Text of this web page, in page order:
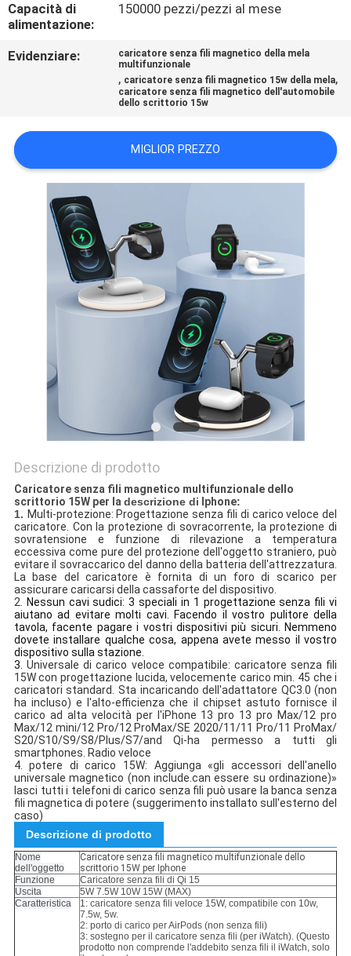
RICHIEDA
DEL
SITO
PRIVACY
POLICY
Capacità di
alimentazione:
150000 pezzi/pezzi al mese
Evidenziare:
caricatore senza fili magnetico della mela
multifunzionale
, caricatore senza fili magnetico 15w della mela,
caricatore senza fili magnetico dell'automobile
dello scrittorio 15w
MIGLIOR PREZZO
Descrizione di prodotto
Caricatore senza fili magnetico multifunzionale dello
scrittorio 15W per ladescrizione di Iphone:
1. Multi-protezione: Progettazione senza fili di carico veloce del
caricatore. Con la protezione di sovracorrente, la protezione di
sovratensione e funzione di rilevazione a temperatura
eccessiva come pure del protezione dell'oggetto straniero, può
evitare il sovraccarico del danno della batteria dell'attrezzatura.
La base del caricatore è fornita di un foro di scarico per
assicurare caricarsi della cassaforte del dispositivo.
2. Nessun cavi sudici: 3 speciali in 1 progettazione senza fili vi
aiutano ad evitare molti cavi. Facendo il vostro pulitore della
tavola, facente pagare i vostri dispositivi più sicuri. Nemmeno
dovete installare qualche cosa, appena avete messo il vostro
dispositivo sulla stazione.
3.Universale di carico veloce compatibile: caricatore senza fili
15W con progettazione lucida, velocemente carico min. 45 che i
caricatori standard. Sta incaricando dell'adattatore QC3.0 (non
ha incluso) e l'alto-efficienza che il chipset astuto fornisce il
carico ad alta velocità per l'iPhone 13 pro 13 pro Max/12 pro
Max/12 mini/12 Pro/12 ProMax/SE 2020/11/11 Pro/11 ProMax/
S20/S10/S9/S8/Plus/S7/and Qi-ha permesso a tutti gli
smartphones. Radio veloce
4.potere di carico 15W: Aggiunga «gli accessori dell'anello
universale magnetico (non include.can essere su ordinazione)»
lasci tutti i telefoni di carico senza fili può usare la banca senza
fili magnetica di potere (suggerimento installato sull'esterno del
caso)
Descrizione di prodotto
Nome
dell'oggetto
Caricatore senza fili magnetico multifunzionale dello
scrittorio 15W per Iphone
Funzione
Caricatore senza fili di Qi 15
Uscita
5W 7.5W 10W 15W (MAX)
Caratteristica
1: caricatore senza fili veloce 15W, compatibile con 10w,
7.5w, 5w.
2: porto di carico per AirPods (non senza fili)
3: sostegno per il caricatore senza fili (per iWatch). (Questo
prodotto non comprende l'addebito senza fili il iWatch, solo